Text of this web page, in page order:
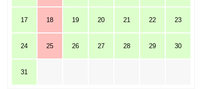
17 18 19 20 21 22 23
24 25 26 27 28 29 30
31